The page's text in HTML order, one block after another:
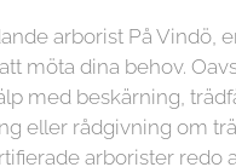
arborist På Vindö,
möta dina behov.
med beskärning,
eller rådgivning om
arborister redo